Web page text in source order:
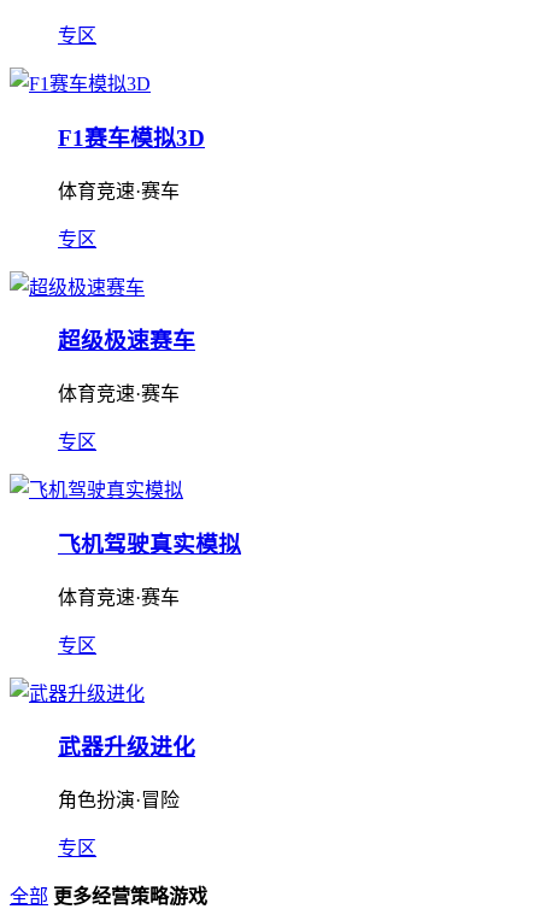
专区
F1赛车模拟3D
体育竞速·赛车
专区
超级极速赛车
体育竞速·赛车
专区
飞机驾驶真实模拟
体育竞速·赛车
专区
武器升级进化
角色扮演·冒险
专区
全部 更多经营策略游戏